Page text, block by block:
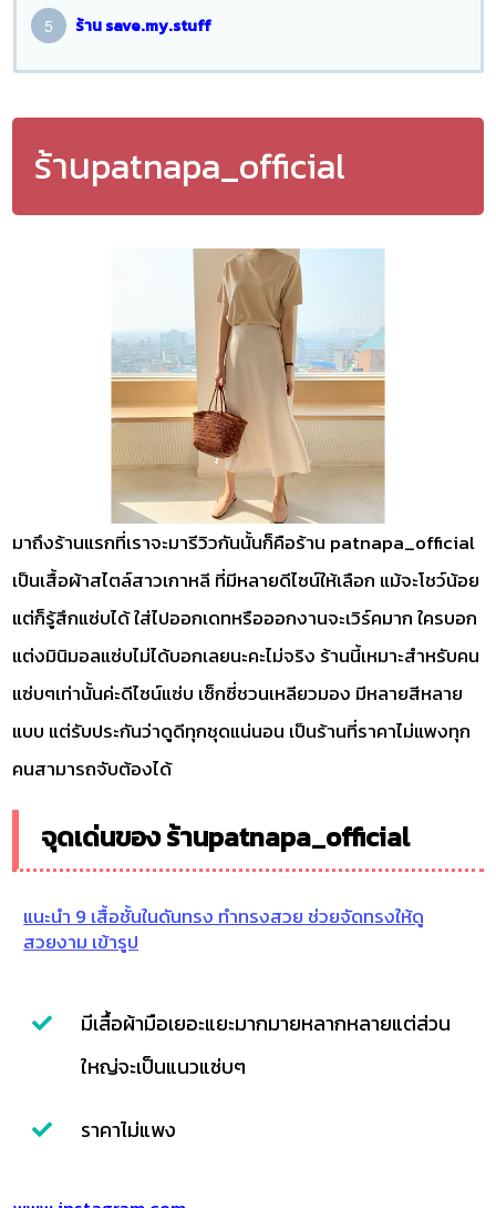
ร้าน save.my.stuff
ร้านpatnapa_official
มาถึงร้านแรกที่เราจะมารีวิวกันนั้นก็คือร้าน patnapa_official
เป็นเสื้อผ้าสไตล์สาวเกาหลี ที่มีหลายดีไซน์ให้เลือก แม้จะโชว์น้อย
แต่ก็รู้สึกแซ่บได้ ใส่ไปออกเดทหรือออกงานจะเวิร์คมาก ใครบอก
แต่งมินิมอลแซ่บไม่ได้บอกเลยนะคะไม่จริง ร้านนี้เหมาะสำหรับคน
แซ่บๆเท่านั้นค่ะดีไซน์แซ่บ เซ็กซี่ชวนเหลียวมอง มีหลายสีหลาย
แบบ แต่รับประกันว่าดูดีทุกชุดแน่นอน เป็นร้านที่ราคาไม่แพงทุก
คนสามารถจับต้องได้
จุดเด่นของ ร้านpatnapa_official
แนะนำ 9 เสื้อชั้นในดันทรง ทำทรงสวย ช่วยจัดทรงให้ดู
สวยงาม เข้ารูป
มีเสื้อผ้ามือเยอะแยะมากมายหลากหลายแต่ส่วน
ใหญ่จะเป็นแนวแซ่บๆ
ราคาไม่แพง